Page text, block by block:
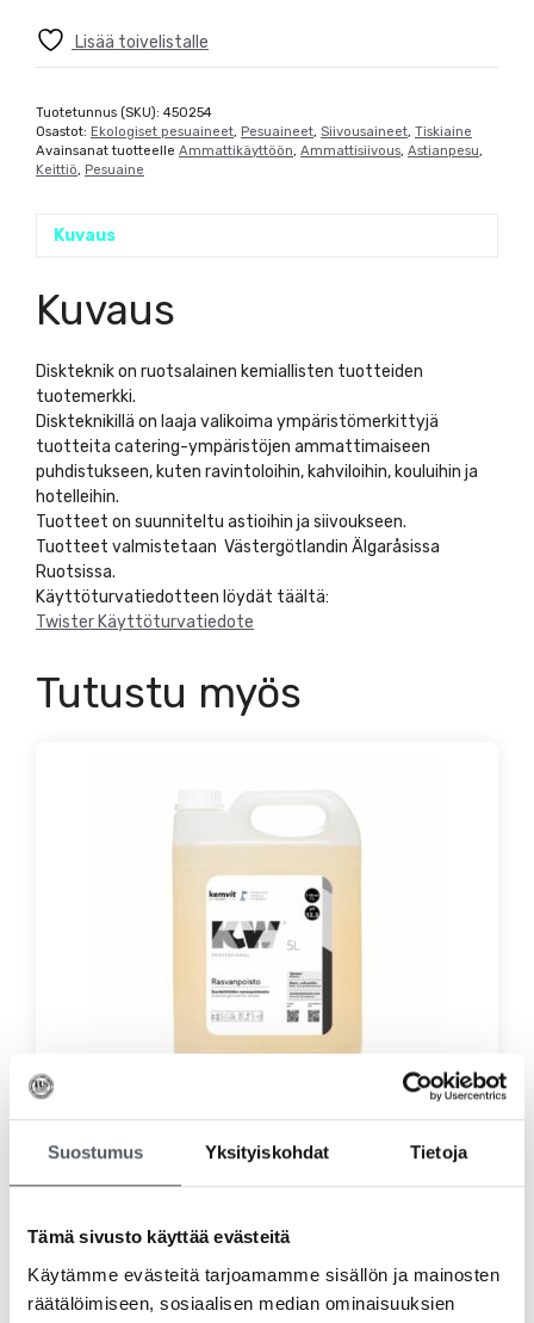
Suostumus Yksityiskohdat Tietoja
Tämä sivusto käyttää evästeitä
Käytämme evästeitä tarjoamamme sisällön ja mainosten
räätälöimiseen, sosiaalisen median ominaisuuksien
Lisää toivelistalle
Tuotetunnus (SKU): 450254
Osastot: Ekologiset pesuaineet, Pesuaineet, Siivousaineet, Tiskiaine
Avainsanat tuotteelle Ammattikäyttöön, Ammattisiivous, Astianpesu,
Keittiö, Pesuaine
Kuvaus
Kuvaus
Diskteknik on ruotsalainen kemiallisten tuotteiden
tuotemerkki.
Diskteknikillä on laaja valikoima ympäristömerkittyjä
tuotteita catering-ympäristöjen ammattimaiseen
puhdistukseen, kuten ravintoloihin, kahviloihin, kouluihin ja
hotelleihin.
Tuotteet on suunniteltu astioihin ja siivoukseen.
Tuotteet valmistetaan Västergötlandin Älgaråsissa
Ruotsissa.
Käyttöturvatiedotteen löydät täältä:
Twister Käyttöturvatiedote
Tutustu myös